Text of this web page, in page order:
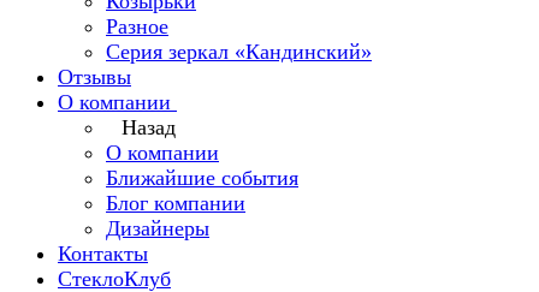
Разное
Серия зеркал «Кандинский»
Отзывы
О компании
Назад
О компании
Ближайшие события
Блог компании
Дизайнеры
Контакты
СтеклоКлуб